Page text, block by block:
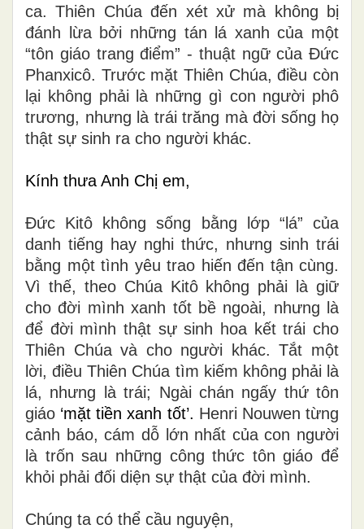
ca. Thiên Chúa đến xét xử mà không bị
đánh lừa bởi những tán lá xanh của một
“tôn giáo trang điểm” - thuật ngữ của Đức
Phanxicô. Trước mặt Thiên Chúa, điều còn
lại không phải là những gì con người phô
trương, nhưng là trái trăng mà đời sống họ
thật sự sinh ra cho người khác.
Kính thưa Anh Chị em,
Đức Kitô không sống bằng lớp “lá” của
danh tiếng hay nghi thức, nhưng sinh trái
bằng một tình yêu trao hiến đến tận cùng.
Vì thế, theo Chúa Kitô không phải là giữ
cho đời mình xanh tốt bề ngoài, nhưng là
để đời mình thật sự sinh hoa kết trái cho
Thiên Chúa và cho người khác. Tắt một
lời, điều Thiên Chúa tìm kiếm không phải là
lá, nhưng là trái; Ngài chán ngấy thứ tôn
giáo ‘mặt tiền xanh tốt’. Henri Nouwen từng
cảnh báo, cám dỗ lớn nhất của con người
là trốn sau những công thức tôn giáo để
khỏi phải đối diện sự thật của đời mình.
Chúng ta có thể cầu nguyện,